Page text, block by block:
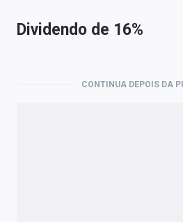
Dividendo de 16%
CONTINUA DEPOIS DA